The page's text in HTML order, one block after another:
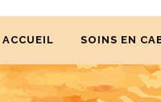
ACCUEIL SOINS EN